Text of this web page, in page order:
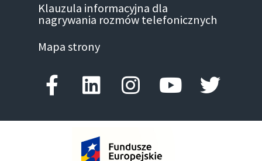
Klauzula informacyjna dla
nagrywania rozmów telefonicznych
Mapa strony
Facebook-f
LinkedinInstagram
Youtube